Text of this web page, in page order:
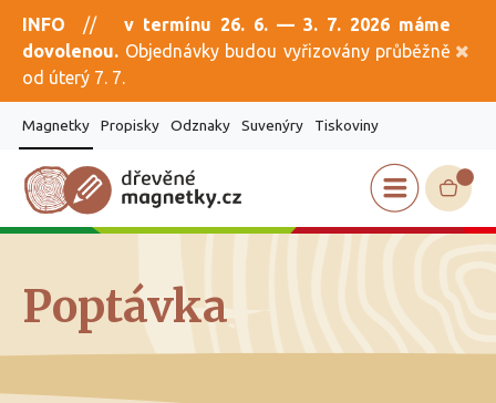
INFO // v termínu 26. 6. — 3. 7. 2026 máme
dovolenou. Objednávky budou vyřizovány průběžně
od úterý 7. 7.
Magnetky Propisky Odznaky Suvenýry Tiskoviny
Poptávka